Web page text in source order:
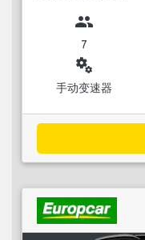
group
7
miscellaneous_services
手动变速器